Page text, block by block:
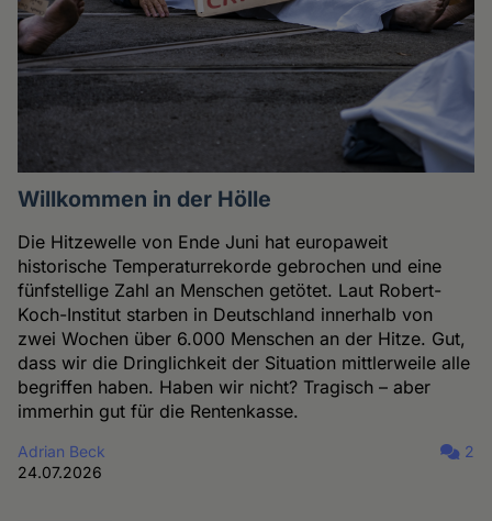
Willkommen in der Hölle
Die Hitzewelle von Ende Juni hat europaweit
historische Temperaturrekorde gebrochen und eine
fünfstellige Zahl an Menschen getötet. Laut Robert-
Koch-Institut starben in Deutschland innerhalb von
zwei Wochen über 6.000 Menschen an der Hitze. Gut,
dass wir die Dringlichkeit der Situation mittlerweile alle
begriffen haben. Haben wir nicht? Tragisch – aber
immerhin gut für die Rentenkasse.
Adrian Beck
24.07.2026
2